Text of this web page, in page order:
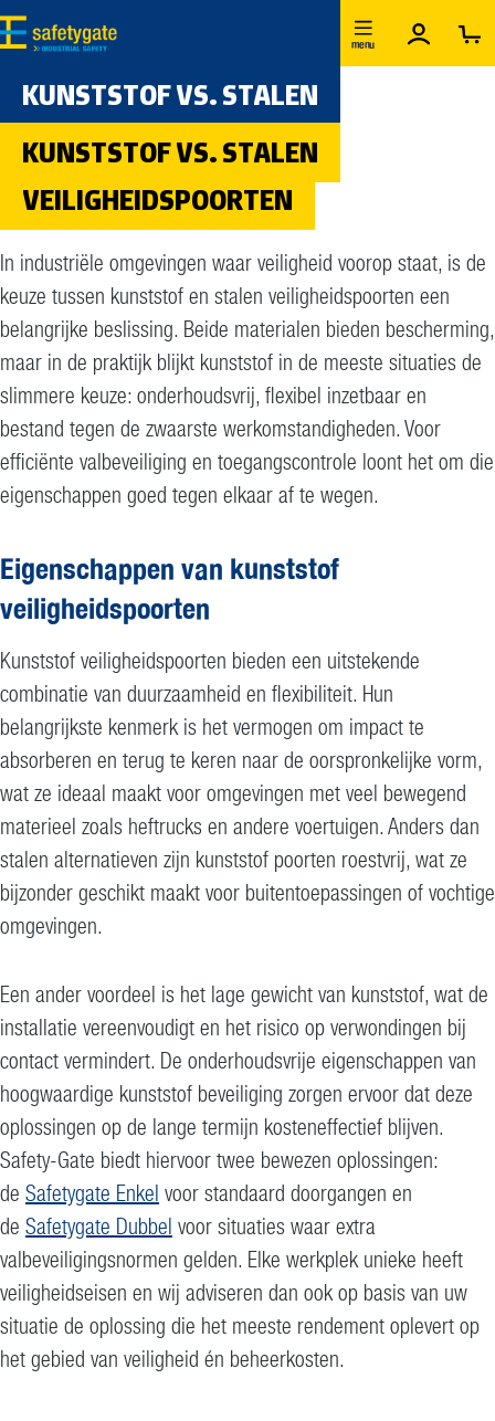
Ga naar de hoofdinhoud
menu
KUNSTSTOF VS. STALEN
KUNSTSTOF VS. STALEN
VEILIGHEIDSPOORTEN
In industriële omgevingen waar veiligheid voorop staat, is de
keuze tussen kunststof en stalen veiligheidspoorten een
belangrijke beslissing. Beide materialen bieden bescherming,
maar in de praktijk blijkt kunststof in de meeste situaties de
slimmere keuze: onderhoudsvrij, flexibel inzetbaar en
bestand tegen de zwaarste werkomstandigheden. Voor
efficiënte valbeveiliging en toegangscontrole loont het om die
eigenschappen goed tegen elkaar af te wegen.
Eigenschappen van kunststof
veiligheidspoorten
Kunststof veiligheidspoorten bieden een uitstekende
combinatie van duurzaamheid en flexibiliteit. Hun
belangrijkste kenmerk is het vermogen om impact te
absorberen en terug te keren naar de oorspronkelijke vorm,
wat ze ideaal maakt voor omgevingen met veel bewegend
materieel zoals heftrucks en andere voertuigen. Anders dan
stalen alternatieven zijn kunststof poorten roestvrij, wat ze
bijzonder geschikt maakt voor buitentoepassingen of vochtige
omgevingen.
Een ander voordeel is het lage gewicht van kunststof, wat de
installatie vereenvoudigt en het risico op verwondingen bij
contact vermindert. De onderhoudsvrije eigenschappen van
hoogwaardige kunststof beveiliging zorgen ervoor dat deze
oplossingen op de lange termijn kosteneffectief blijven.
Safety-Gate biedt hiervoor twee bewezen oplossingen:
de Safetygate Enkel voor standaard doorgangen en
de Safetygate Dubbel voor situaties waar extra
valbeveiligingsnormen gelden. Elke werkplek unieke heeft
veiligheidseisen en wij adviseren dan ook op basis van uw
situatie de oplossing die het meeste rendement oplevert op
het gebied van veiligheid én beheerkosten.